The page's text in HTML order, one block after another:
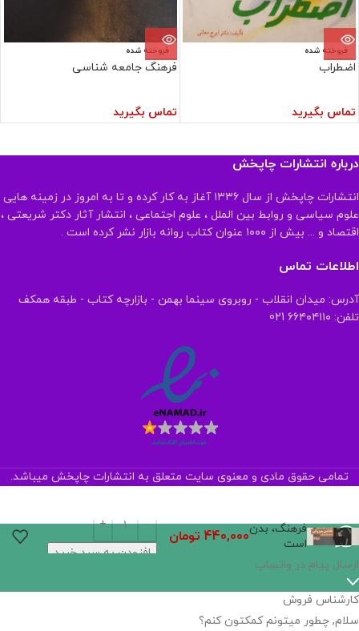
فروخته شده
اضطراب
تماس بگیرید
فروخته شده
فرهنگ جامعه شناسی
تماس بگیرید
درباره انتشارات چاپخش
انتشارات چاپخش از سال ۱۳۳۶ آغاز به کار کرده و تا به امروز در زمینه هایی
علوم سیاسی و روابط بین الملل ، علوم اجتماعی ، انتشار آثار دکتر شریعتی ،
اقتصاد و ... بیش از ۱۰۰۰ عنوان کتاب روانه بازار نشر کرده است .
اطلاعات تماس
آدرس: میدان انقلاب - روبروی سینما بهمن - بازارچه کتاب - طبقه همکف
تلفن: ۶۶۴۰۴۱۱۰ 021
تمامی حقوق مادی و معنوی سایت متعلق به انتشارات چاپخش میباشد.
فرهنگ، بدن
است
440,000 تومان
افزودن به سبد خرید
اگر